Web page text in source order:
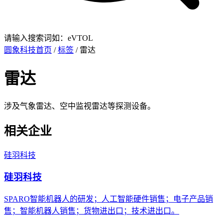
请输入搜索词如：eVTOL
圆象科技首页 /标签 / 雷达
雷达
涉及气象雷达、空中监视雷达等探测设备。
相关企业
硅羽科技
硅羽科技
SPARO智能机器人的研发；人工智能硬件销售；电子产品销
售；智能机器人销售；货物进出口；技术进出口。